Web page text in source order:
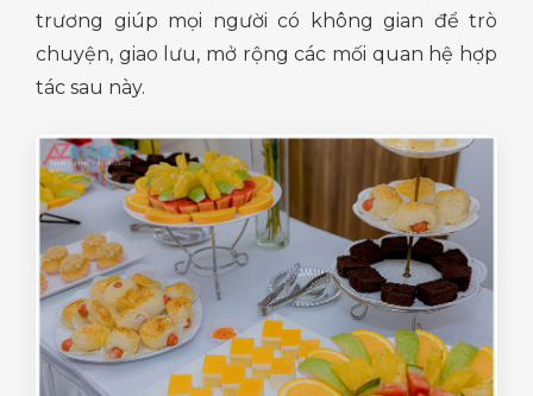
trương giúp mọi người có không gian để trò
chuyện, giao lưu, mở rộng các mối quan hệ hợp
tác sau này.